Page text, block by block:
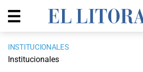
INSTITUCIONALES
Institucionales